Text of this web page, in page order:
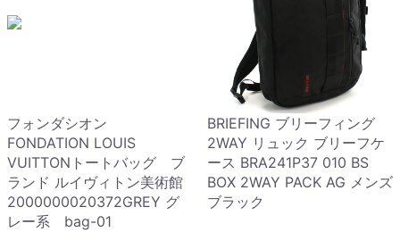
フォンダシオン
FONDATION LOUIS
VUITTONトートバッグ ブ
ランド ルイヴィトン美術館
2000000020372GREY グ
レー系 bag-01
BRIEFING ブリーフィング
2WAY リュック ブリーフケ
ース BRA241P37 010 BS
BOX 2WAY PACK AG メンズ
ブラック